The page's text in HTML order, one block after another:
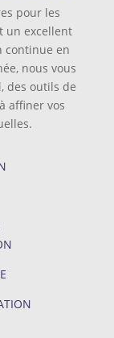
pour les
un excellent
continue en
nous vous
des outils de
affiner vos